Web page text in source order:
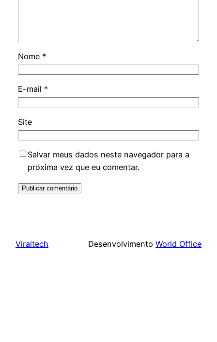
Nome *
E-mail *
Site
Salvar meus dados neste navegador para a
próxima vez que eu comentar.
Viraltech Desenvolvimento World Office